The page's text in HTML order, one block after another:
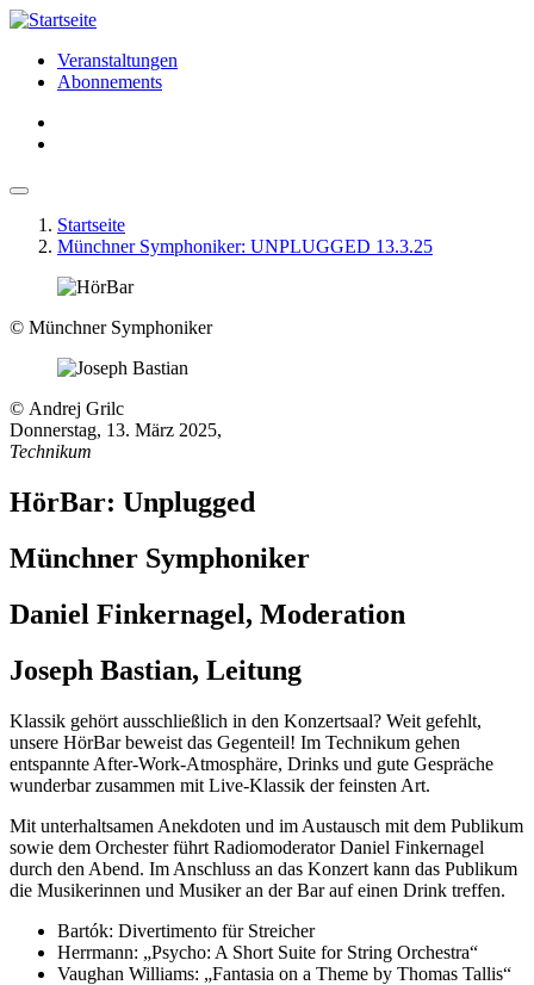
Horizontale
Navigation
MSY
Veranstaltungen
Abonnements
Pfadnavigation
Startseite
Münchner Symphoniker: UNPLUGGED 13.3.25
© Münchner Symphoniker
© Andrej Grilc
Donnerstag, 13. März 2025,
Technikum
HörBar: Unplugged
Münchner Symphoniker
Daniel Finkernagel, Moderation
Joseph Bastian, Leitung
Klassik gehört ausschließlich in den Konzertsaal? Weit gefehlt,
unsere HörBar beweist das Gegenteil! Im Technikum gehen
entspannte After-Work-Atmosphäre, Drinks und gute Gespräche
wunderbar zusammen mit Live-Klassik der feinsten Art.
Mit unterhaltsamen Anekdoten und im Austausch mit dem Publikum
sowie dem Orchester führt Radiomoderator Daniel Finkernagel
durch den Abend. Im Anschluss an das Konzert kann das Publikum
die Musikerinnen und Musiker an der Bar auf einen Drink treffen.
Bartók: Divertimento für Streicher
Herrmann: „Psycho: A Short Suite for String Orchestra“
Vaughan Williams: „Fantasia on a Theme by Thomas Tallis“